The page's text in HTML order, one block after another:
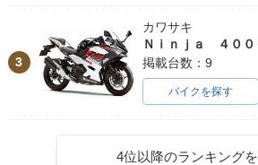
3
カワサキ
Ｎｉｎｊａ ４００
掲載台数：9
バイクを探す
4位以降のランキング